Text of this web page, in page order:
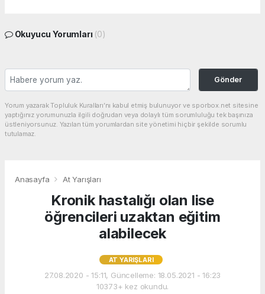
Okuyucu Yorumları (0)
Gönder
Yorum yazarak Topluluk Kuralları’nı kabul etmiş bulunuyor ve sporbox.net sitesine
yaptığınız yorumunuzla ilgili doğrudan veya dolaylı tüm sorumluluğu tek başınıza
üstleniyorsunuz. Yazılan tüm yorumlardan site yönetimi hiçbir şekilde sorumlu
tutulamaz.
Anasayfa At Yarışları
Kronik hastalığı olan lise
öğrencileri uzaktan eğitim
alabilecek
AT YARIŞLARI
27.08.2020 - 15:11, Güncelleme: 18.05.2021 - 16:23
10373+ kez okundu.